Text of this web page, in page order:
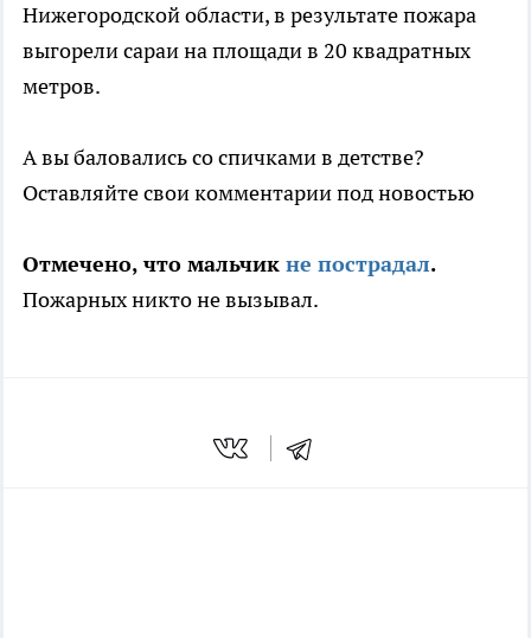
Нижегородской области, в результате пожара
выгорели сараи на площади в 20 квадратных
метров.
А вы баловались со спичками в детстве?
Оставляйте свои комментарии под новостью
Отмечено, что мальчик не пострадал.
Пожарных никто не вызывал.